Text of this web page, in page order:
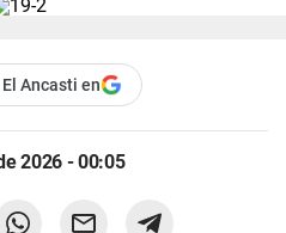
Ancasti en
2026 - 00:05